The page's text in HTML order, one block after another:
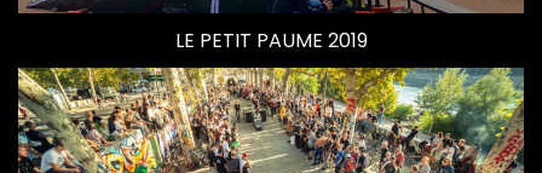
LE PETIT PAUME 2019